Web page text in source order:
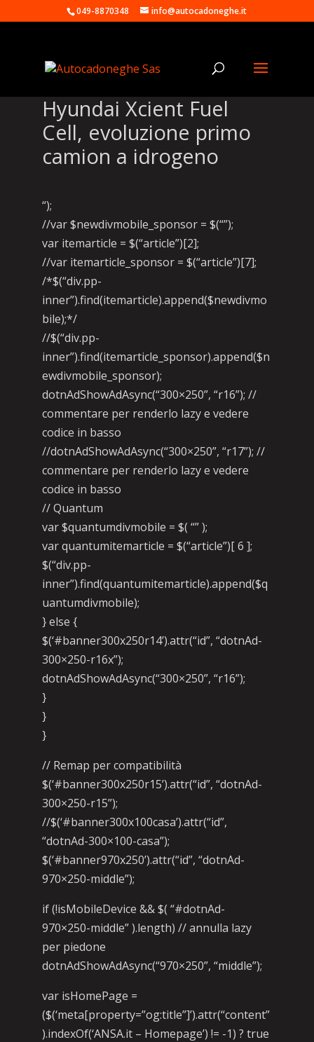
049-8870348 info@autocadoneghe.it
Hyundai Xcient Fuel
Cell, evoluzione primo
camion a idrogeno
“);
//var $newdivmobile_sponsor = $(“”);
var itemarticle = $(“article”)[2];
//var itemarticle_sponsor = $(“article”)[7];
/*$(“div.pp-
inner”).find(itemarticle).append($newdivmo
bile);*/
//$(“div.pp-
inner”).find(itemarticle_sponsor).append($n
ewdivmobile_sponsor);
dotnAdShowAdAsync(“300×250”, “r16”); //
commentare per renderlo lazy e vedere
codice in basso
//dotnAdShowAdAsync(“300×250”, “r17”); //
commentare per renderlo lazy e vedere
codice in basso
// Quantum
var $quantumdivmobile = $( “” );
var quantumitemarticle = $(“article”)[ 6 ];
$(“div.pp-
inner”).find(quantumitemarticle).append($q
uantumdivmobile);
} else {
$(‘#banner300x250r14’).attr(“id”, “dotnAd-
300×250-r16x”);
dotnAdShowAdAsync(“300×250”, “r16”);
}
}
}
// Remap per compatibilità
$(‘#banner300x250r15’).attr(“id”, “dotnAd-
300×250-r15”);
//$(‘#banner300x100casa’).attr(“id”,
“dotnAd-300×100-casa”);
$(‘#banner970x250’).attr(“id”, “dotnAd-
970×250-middle”);
if (!isMobileDevice && $( “#dotnAd-
970×250-middle” ).length) // annulla lazy
per piedone
dotnAdShowAdAsync(“970×250”, “middle”);
var isHomePage =
($(‘meta[property=”og:title”]’).attr(“content”
).indexOf(‘ANSA.it – Homepage’) != -1) ? true